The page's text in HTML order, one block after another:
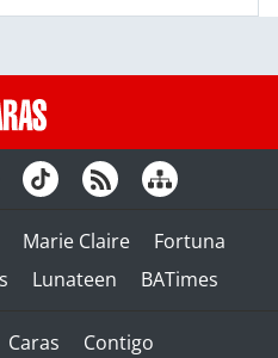
Marie Claire
Fortuna
Lunateen BATimes
Caras
Contigo